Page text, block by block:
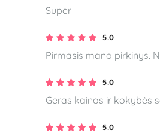
Super
5.0
Pirmasis mano pirkinys.
5.0
Geras kainos ir kokybės
5.0